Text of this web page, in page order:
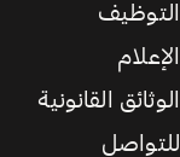
التوظيف
الإعلام
الوثائق القانونية
للتواصل